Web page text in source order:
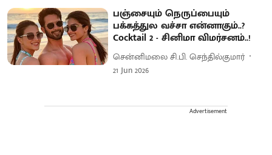
பஞ்சையும் நெருப்பையும்
பக்கத்துல வச்சா என்னாகும்..?
Cocktail 2 - சினிமா விமர்சனம்..!
சென்னிமலை சி.பி. செந்தில்குமார்
21 Jun 2026
Advertisement